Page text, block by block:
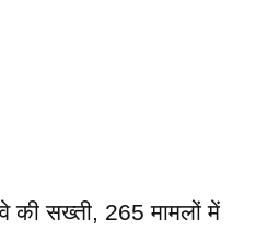
की सख्ती, 265 मामलों में